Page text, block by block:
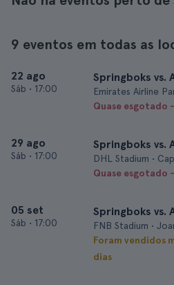
9 eventos em todas as
22 ago
Sáb • 17:00
Springboks vs.
Emirates Airline
Quase esgotado
29 ago
Sáb • 17:00
Springboks vs.
DHL Stadium •
Quase esgotado
05 set
Sáb • 17:00
Springboks vs.
FNB Stadium •
Foram vendidos
dias